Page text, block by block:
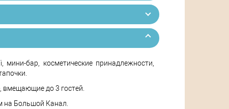
бар, косметические принадлежности,
вмещающие до 3 гостей.
на Большой Канал.